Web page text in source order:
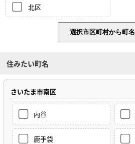
北区
住みたい町名
さいたま市南区
内谷
鹿手袋